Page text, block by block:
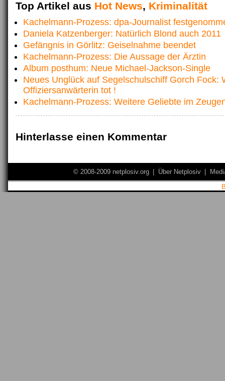
Top Artikel aus Hot News, Kriminalität
Kachelmann-Prozess: dpa-Journalist
Daniela Katzenberger: Natürlich Blond auch 2011
Gefängnis in Görlitz: Geiselnahme beendet
Kachelmann-Prozess: Die Aussage der Ärztin
Album posthum: Neue Michael-Jackson-Single
Neues Unglück auf Segelschulschiff Gorch Fock:
Offiziersanwärterin tot !
Kachelmann-Prozess: Weitere Geliebte im
Hinterlasse einen Kommentar
© 2008-2009 netplosiv.org Über Netplosiv